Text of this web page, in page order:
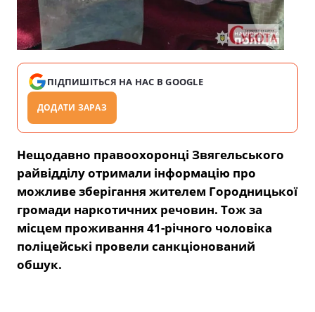
ПІДПИШІТЬСЯ НА НАС В GOOGLE
ДОДАТИ ЗАРАЗ
Нещодавно правоохоронці Звягельського
райвідділу отримали інформацію про
можливе зберігання жителем Городницької
громади наркотичних речовин. Тож за
місцем проживання 41-річного чоловіка
поліцейські провели санкціонований
обшук.